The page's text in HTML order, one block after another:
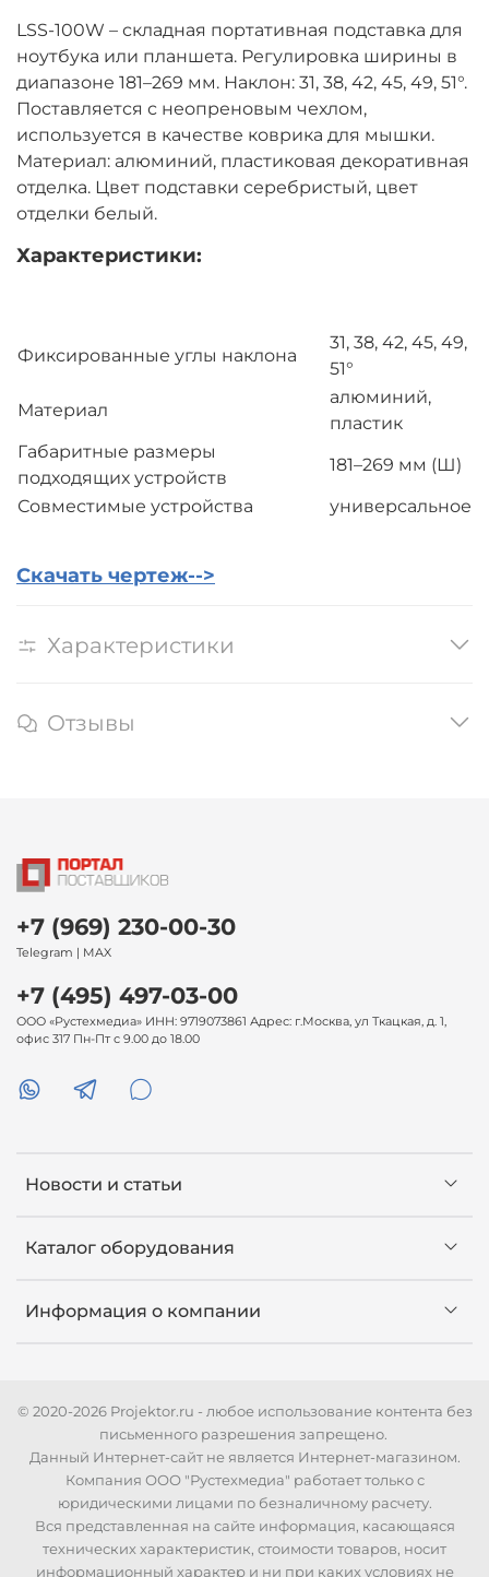
LSS-100W – складная портативная подставка для
ноутбука или планшета. Регулировка ширины в
диапазоне 181–269 мм. Наклон: 31, 38, 42, 45, 49, 51°.
Поставляется с неопреновым чехлом,
используется в качестве коврика для мышки.
Материал: алюминий, пластиковая декоративная
отделка. Цвет подставки серебристый, цвет
отделки белый.
Характеристики:
Фиксированные углы наклона
31, 38, 42, 45, 49,
51°
Материал
алюминий,
пластик
Габаритные размеры
подходящих устройств
181–269 мм (Ш)
Совместимые устройства
универсальное
Скачать чертеж-->
Характеристики
Отзывы
Новости и статьи
Каталог оборудования
Информация о компании
+7 (969) 230-00-30
Telegram | MAX
+7 (495) 497-03-00
ООО «Рустехмедиа» ИНН: 9719073861 Адрес: г.Москва, ул Ткацкая, д. 1,
офис 317 Пн-Пт с 9.00 до 18.00
© 2020-2026 Projektor.ru - любое использование контента без
письменного разрешения запрещено.
Данный Интернет-сайт не является Интернет-магазином.
Компания ООО "Рустехмедиа" работает только с
юридическими лицами по безналичному расчету.
Вся представленная на сайте информация, касающаяся
технических характеристик, стоимости товаров, носит
информационный характер и ни при каких условиях не